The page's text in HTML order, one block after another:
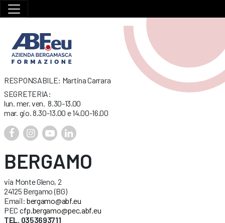
RESPONSABILE: Martina Carrara
SEGRETERIA:
lun. mer. ven. 8.30-13.00
mar. gio. 8.30-13.00 e 14.00-16.00
BERGAMO
via Monte Gleno, 2
24125 Bergamo (BG)
Email: bergamo@abf.eu
PEC cfp.bergamo@pec.abf.eu
TEL. 0353693711